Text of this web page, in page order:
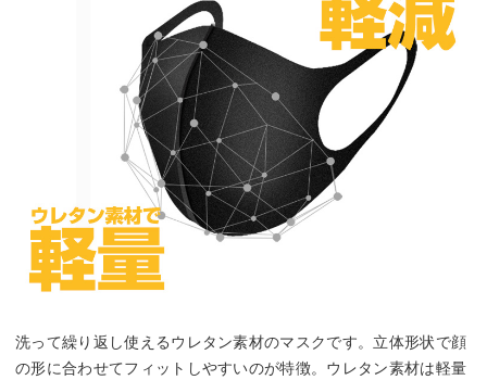
洗って繰り返し使えるウレタン素材のマスクです。立体形状で顔
の形に合わせてフィットしやすいのが特徴。ウレタン素材は軽量